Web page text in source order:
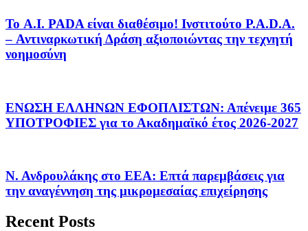
Το A.I. PADA είναι διαθέσιμο! Ινστιτούτο P.A.D.A.
– Αντιναρκωτική Δράση αξιοποιώντας την τεχνητή
νοημοσύνη
ΕΝΩΣΗ ΕΛΛΗΝΩΝ ΕΦΟΠΛΙΣΤΩΝ: Απένειμε 365
ΥΠΟΤΡΟΦΙΕΣ για το Ακαδημαϊκό έτος 2026-2027
Ν. Ανδρουλάκης στο ΕΕΑ: Επτά παρεμβάσεις για
την αναγέννηση της μικρομεσαίας επιχείρησης
Recent Posts